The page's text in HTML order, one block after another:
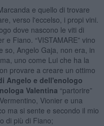
e quello di trovare
verso l'eccelso, i propi vini.
dove nascono le viti di
e Fiano. “VISTAMARE” vino
so, Angelo Gaja, non era, in
uno come Lui che ha la
provare a creare un ottimo
Angelo e dell'enologo
Valentina “partorire”
Vionier e una
ma si sente e secondo il mio
di più di Fiano;